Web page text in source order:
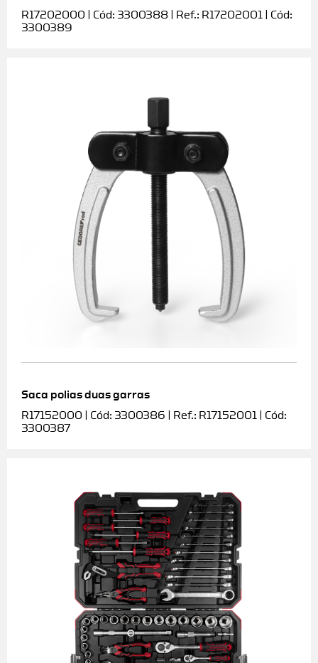
R17202000 | Cód: 3300388 | Ref.: R17202001 | Cód:
3300389
Saca polias duas garras
R17152000 | Cód: 3300386 | Ref.: R17152001 | Cód:
3300387